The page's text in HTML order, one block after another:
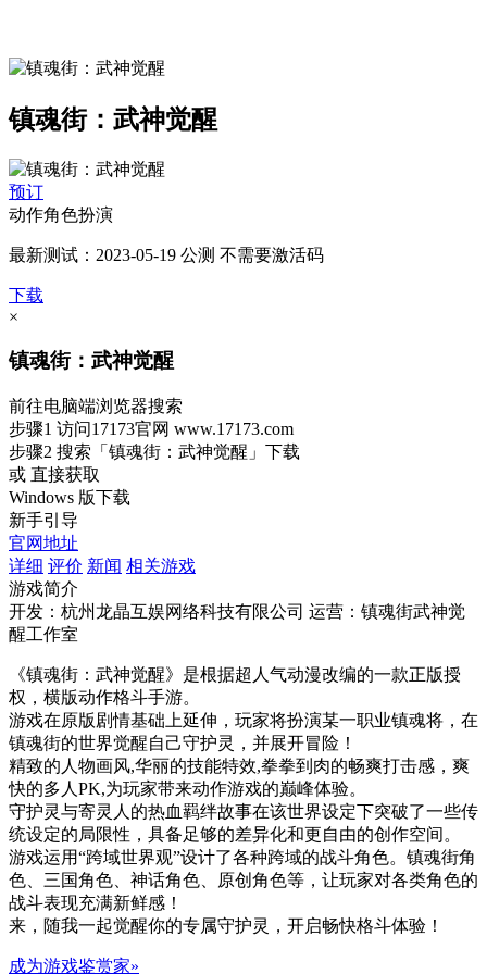
镇魂街：武神觉醒
预订
动作角色扮演
最新测试：2023-05-19 公测 不需要激活码
下载
×
镇魂街：武神觉醒
前往电脑端浏览器搜索
步骤1 访问17173官网 www.17173.com
步骤2 搜索 「镇魂街：武神觉醒」 下载
或 直接获取
Windows 版下载
新手引导
官网地址
详细 评价 新闻 相关游戏
游戏简介
开发：杭州龙晶互娱网络科技有限公司 运营：镇魂街武神觉
醒工作室
《镇魂街：武神觉醒》是根据超人气动漫改编的一款正版授
权，横版动作格斗手游。
游戏在原版剧情基础上延伸，玩家将扮演某一职业镇魂将，在
镇魂街的世界觉醒自己守护灵，并展开冒险！
精致的人物画风,华丽的技能特效,拳拳到肉的畅爽打击感，爽
快的多人PK,为玩家带来动作游戏的巅峰体验。
守护灵与寄灵人的热血羁绊故事在该世界设定下突破了一些传
统设定的局限性，具备足够的差异化和更自由的创作空间。
游戏运用“跨域世界观”设计了各种跨域的战斗角色。镇魂街角
色、三国角色、神话角色、原创角色等，让玩家对各类角色的
战斗表现充满新鲜感！
来，随我一起觉醒你的专属守护灵，开启畅快格斗体验！
成为游戏鉴赏家»